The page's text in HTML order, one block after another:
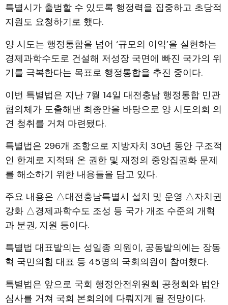
특별시가 출범할 수 있도록 행정력을 집중하고 초당적
지원도 요청하기로 했다.
양 시도는 행정통합을 넘어 ‘규모의 이익’을 실현하는
경제과학수도로 건설해 저성장 국면에 빠진 국가의 위
기를 극복한다는 목표로 행정통합을 추진 중이다.
이번 특별법은 지난 7월 14일 대전충남 행정통합 민관
협의체가 도출해낸 최종안을 바탕으로 양 시도의회 의
견 청취를 거쳐 마련됐다.
특별법은 296개 조항으로 지방자치 30년 동안 구조적
인 한계로 지적돼 온 권한 및 재정의 중앙집권화 문제
를 해소하기 위한 내용들을 담고 있다.
주요 내용은 △대전충남특별시 설치 및 운영 △자치권
강화 △경제과학수도 조성 등 국가 개조 수준의 개혁
과 분권, 지원 등이다.
특별법 대표발의는 성일종 의원이, 공동발의에는 장동
혁 국민의힘 대표 등 45명의 국회의원이 참여했다.
특별법은 앞으로 국회 행정안전위원회 공청회와 법안
심사를 거쳐 국회 본회의에 다뤄지게 될 전망이다.